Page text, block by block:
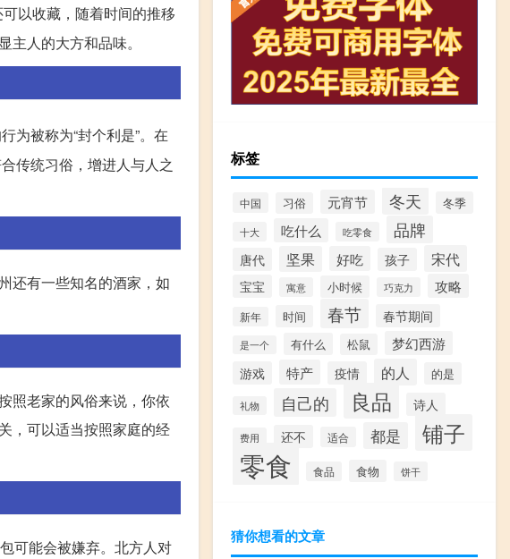
以收藏，随着时间的推移
人的大方和品味。
为被称为“封个利是”。在
传统习俗，增进人与人之
还有一些知名的酒家，如
照老家的风俗来说，你依
，可以适当按照家庭的经
可能会被嫌弃。北方人对
标签
中国 习俗 元宵节 冬天 冬季
十大 吃什么 吃零食 品牌
唐代 坚果 好吃 孩子 宋代
宝宝 寓意 小时候 巧克力 攻略
新年 时间 春节 春节期间
是一个 有什么 松鼠 梦幻西游
游戏 特产 疫情 的人 的是
礼物 自己的 良品 诗人
费用 还不 适合 都是 铺子
零食 食品 食物 饼干
猜你想看的文章